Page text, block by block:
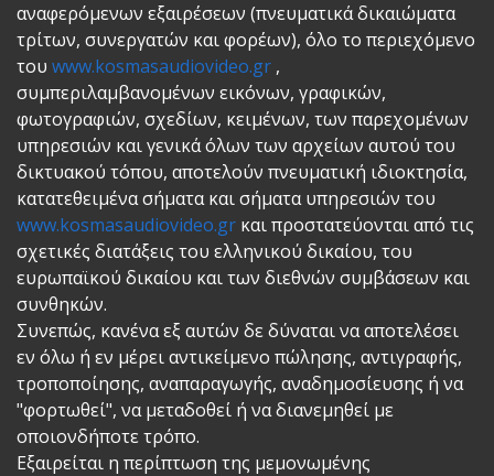
αναφερόμενων εξαιρέσεων (πνευματικά δικαιώματα
τρίτων, συνεργατών και φορέων), όλο το περιεχόμενο
του www.kosmasaudiovideo.gr ,
συμπεριλαμβανομένων εικόνων, γραφικών,
φωτογραφιών, σχεδίων, κειμένων, των παρεχομένων
υπηρεσιών και γενικά όλων των αρχείων αυτού του
δικτυακού τόπου, αποτελούν πνευματική ιδιοκτησία,
κατατεθειμένα σήματα και σήματα υπηρεσιών του
www.kosmasaudiovideo.gr και προστατεύονται από τις
σχετικές διατάξεις του ελληνικού δικαίου, του
ευρωπαϊκού δικαίου και των διεθνών συμβάσεων και
συνθηκών.
Συνεπώς, κανένα εξ αυτών δε δύναται να αποτελέσει
εν όλω ή εν μέρει αντικείμενο πώλησης, αντιγραφής,
τροποποίησης, αναπαραγωγής, αναδημοσίευσης ή να
"φορτωθεί", να μεταδοθεί ή να διανεμηθεί με
οποιονδήποτε τρόπο.
Εξαιρείται η περίπτωση της μεμονωμένης